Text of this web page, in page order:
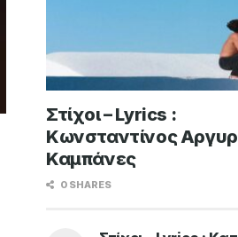
Στίχοι – Lyrics :
Κωνσταντίνος
Καμπάνες
0 SHARES